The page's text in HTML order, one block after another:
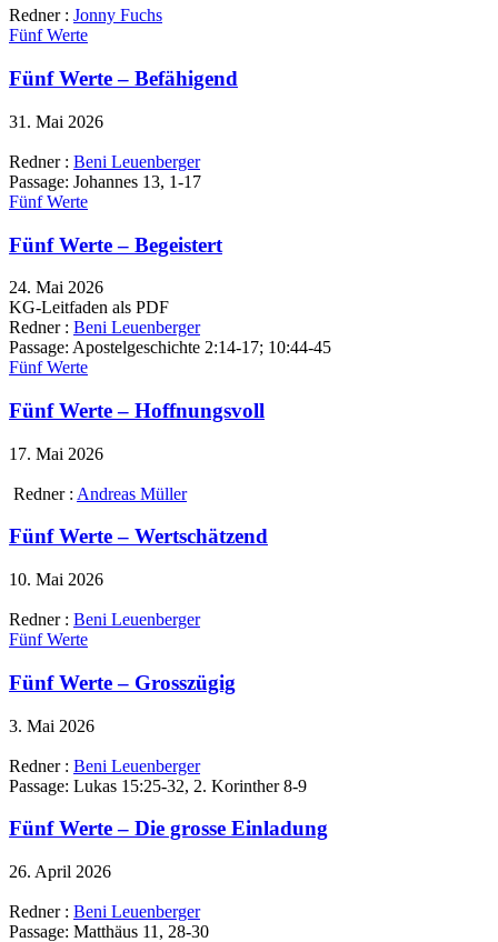
Redner : Jonny Fuchs
Fünf Werte
Fünf Werte – Befähigend
31. Mai 2026
Redner : Beni Leuenberger
Passage: Johannes 13, 1-17
Fünf Werte
Fünf Werte – Begeistert
24. Mai 2026
KG-Leitfaden als PDF
Redner : Beni Leuenberger
Passage: Apostelgeschichte 2:14-17; 10:44-45
Fünf Werte
Fünf Werte – Hoffnungsvoll
17. Mai 2026
Redner : Andreas Müller
Fünf Werte – Wertschätzend
10. Mai 2026
Redner : Beni Leuenberger
Fünf Werte
Fünf Werte – Grosszügig
3. Mai 2026
Redner : Beni Leuenberger
Passage: Lukas 15:25-32, 2. Korinther 8-9
Fünf Werte – Die grosse Einladung
26. April 2026
Redner : Beni Leuenberger
Passage: Matthäus 11, 28-30